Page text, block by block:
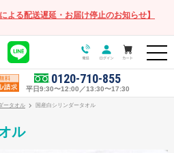
よる配送遅延・お届け停止のお知らせ】
0120-710-855
平日9:30〜12:00／13:30〜17:30
ータオル 国産白シリンダータオル
ル